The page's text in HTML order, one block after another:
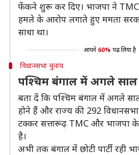
फेंकने शुरू कर दिए। भाजपा ने TMC
हमले के आरोप लगाते हुए ममता
साधा था।
आपने 60% पढ़ लिया है
विधानसभा चुनाव
पश्चिम बंगाल में अगले साल
बता दें कि पश्चिम बंगाल में अगले
होने हैं और राज्य की 292
टक्कर सत्तारूढ़ TMC और भाजपा के
है।
अभी तक बंगाल में छोटी पार्टी रही